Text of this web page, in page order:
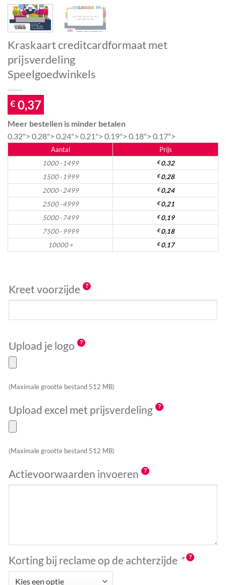
Kraskaart creditcardformaat met
prijsverdeling
Speelgoedwinkels
€ 0,37
Meer bestellen is minder betalen
0.32"> 0.28"> 0.24"> 0.21"> 0.19"> 0.18"> 0.17">
Aantal
Prijs
1000 - 1499
€0,32
1500 - 1999
€0,28
2000 - 2499
€0,24
2500 - 4999
€0,21
5000 - 7499
€0,19
7500 - 9999
€0,18
10000 +
€0,17
Kreet voorzijde
Upload je logo
(Maximale grootte bestand 512 MB)
Upload excel met prijsverdeling
(Maximale grootte bestand 512 MB)
Actievoorwaarden invoeren
Korting bij reclame op de achterzijde *